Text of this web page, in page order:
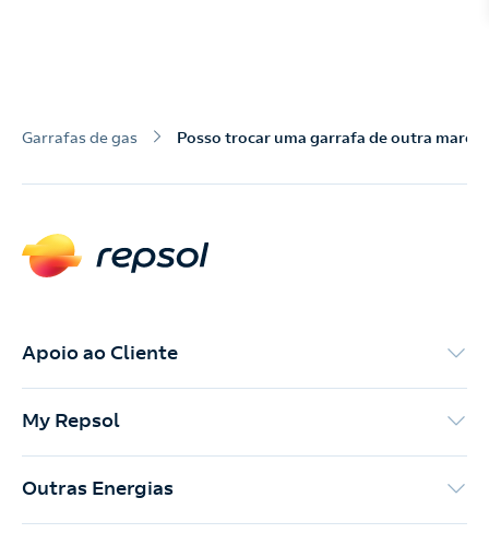
Contacte-nos para novas contratações
Garrafas de gas Posso trocar uma garrafa de outra marca
Apoio ao Cliente
My Repsol
Outras Energias